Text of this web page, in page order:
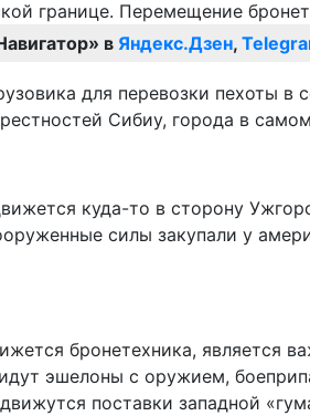
в Яндекс.Дзен,
для перевозки
Сибиу, города в
куда-то в сторону
силы закупали у
бронетехника,
эшелоны с оружием,
поставки западной